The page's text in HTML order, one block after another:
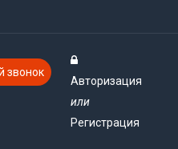
звонок
Авторизация
или
Регистрация